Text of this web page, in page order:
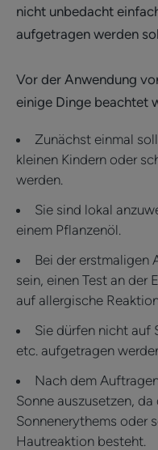
nicht unbedacht
aufgetragen werden
Vor der Anwendung
einige Dinge beachtet
Zunächst einmal
kleinen Kindern oder
werden.
Sie sind lokal
einem Pflanzenöl.
Bei der erstmaligen
sein, einen Test an der
auf allergische
Sie dürfen nicht auf
etc. aufgetragen
Nach dem
Sonne auszusetzen,
Sonnenerythems oder
Hautreaktion besteht.